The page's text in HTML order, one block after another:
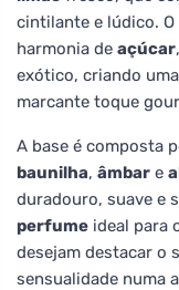
cintilante e lúdico.
harmonia de açúcar,
exótico, criando
marcante toque
A base é composta
baunilha, âmbar e
duradouro, suave e
perfume ideal para
desejam destacar o
sensualidade numa